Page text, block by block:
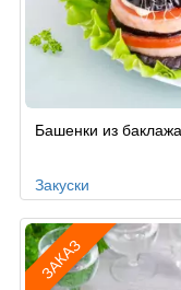
поБашенки из
Закуски
ЗАКАЗ